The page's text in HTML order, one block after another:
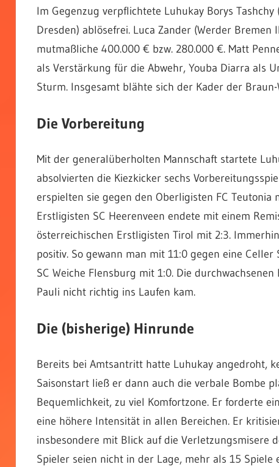
Im Gegenzug verpflichtete Luhukay Borys
Dresden) ablösefrei. Luca Zander (Werder
mutmaßliche 400.000 € bzw. 280.000 €. Matt
als Verstärkung für die Abwehr, Youba Diarra als
Sturm. Insgesamt blähte sich der Kader der
Die Vorbereitung
Mit der generalüberholten Mannschaft startete
absolvierten die Kiezkicker sechs
erspielten sie gegen den Oberligisten FC
Erstligisten SC Heerenveen endete mit einem
österreichischen Erstligisten Tirol mit 2:3.
positiv. So gewann man mit 11:0 gegen eine
SC Weiche Flensburg mit 1:0. Die
Pauli nicht richtig ins Laufen kam.
Die (bisherige) Hinrunde
Bereits bei Amtsantritt hatte Luhukay angedroht,
Saisonstart ließ er dann auch die verbale Bombe
Bequemlichkeit, zu viel Komfortzone. Er forderte
eine höhere Intensität in allen Bereichen. Er
insbesondere mit Blick auf die Verletzungsmisere
Spieler seien nicht in der Lage, mehr als 15 Spiele